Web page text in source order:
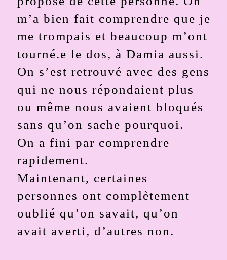
m’a bien fait comprendre que je
me trompais et beaucoup m’ont
tourné.e le dos, à Damia aussi.
On s’est retrouvé avec des gens
qui ne nous répondaient plus
ou même nous avaient bloqués
sans qu’on sache pourquoi.
On a fini par comprendre
rapidement.
Maintenant, certaines
personnes ont complètement
oublié qu’on savait, qu’on
avait averti, d’autres non.